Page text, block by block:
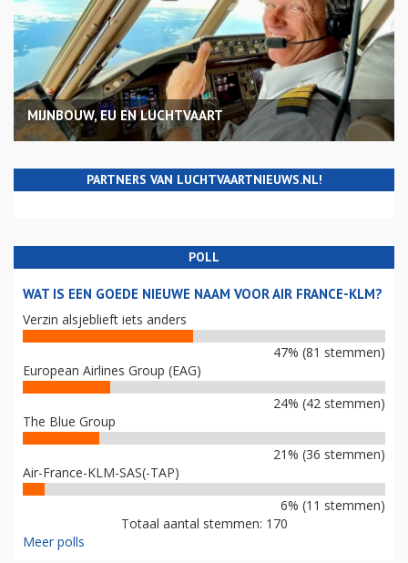
MIJNBOUW, EU EN LUCHTVAART
PARTNERS VAN LUCHTVAARTNIEUWS.NL!
POLL
WAT IS EEN GOEDE NIEUWE NAAM VOOR AIR FRANCE-KLM?
Verzin alsjeblieft iets anders
47% (81 stemmen)
European Airlines Group (EAG)
24% (42 stemmen)
The Blue Group
21% (36 stemmen)
Air-France-KLM-SAS(-TAP)
6% (11 stemmen)
Totaal aantal stemmen: 170
Meer polls